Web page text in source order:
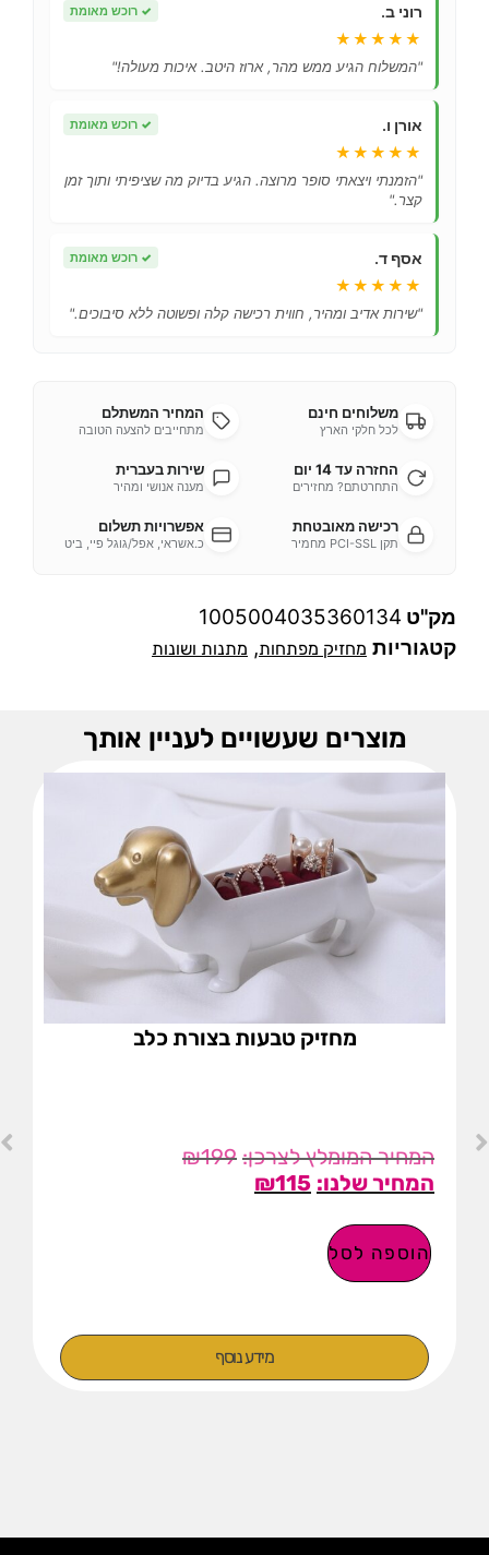
רוני ב. ✓ רוכש מאומת
★★★★★
"המשלוח הגיע ממש מהר, ארוז היטב. איכות מעולה!"
אורן ו. ✓ רוכש מאומת
★★★★★
"הזמנתי ויצאתי סופר מרוצה. הגיע בדיוק מה שציפיתי ותוך זמן
קצר."
אסף ד. ✓ רוכש מאומת
★★★★★
"שירות אדיב ומהיר, חווית רכישה קלה ופשוטה ללא סיבוכים."
משלוחים חינם
לכל חלקי הארץ
המחיר המשתלם
מתחייבים להצעה הטובה
החזרה עד 14 יום
התחרטתם? מחזירים
שירות בעברית
מענה אנושי ומהיר
רכישה מאובטחת
תקן PCI-SSL מחמיר
אפשרויות תשלום
כ.אשראי, אפל/גוגל פיי, ביט
מק"ט 1005004035360134
קטגוריות מחזיק מפתחות, מתנות ושונות
מוצרים שעשויים לעניין אותך
מחזיק טבעות בצורת כלב
₪199
₪115
הוספה לסל
מידע נוסף